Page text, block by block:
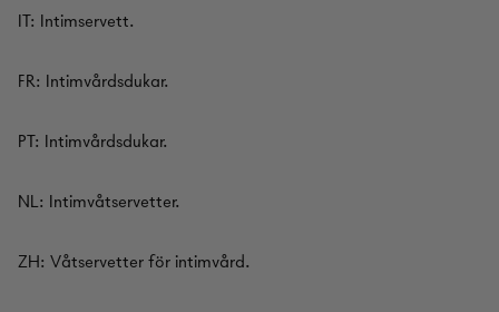
IT: Intimservett.
FR: Intimvårdsdukar.
PT: Intimvårdsdukar.
NL: Intimvåtservetter.
ZH: Våtservetter för intimvård.